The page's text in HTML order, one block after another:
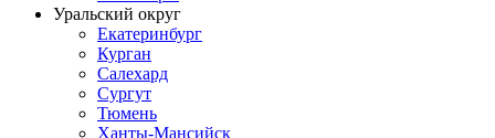
Уральский округ
Екатеринбург
Курган
Салехард
Сургут
Тюмень
Ханты-Мансийск